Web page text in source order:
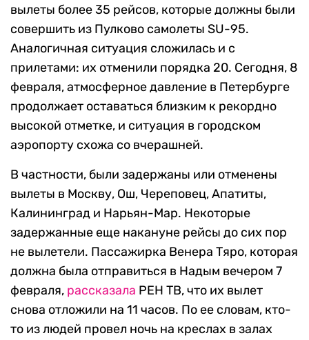
вылеты более 35 рейсов, которые должны были
совершить из Пулково самолеты SU-95.
Аналогичная ситуация сложилась и с
прилетами: их отменили порядка 20. Сегодня, 8
февраля, атмосферное давление в Петербурге
продолжает оставаться близким к рекордно
высокой отметке, и ситуация в городском
аэропорту схожа со вчерашней.
В частности, были задержаны или отменены
вылеты в Москву, Ош, Череповец, Апатиты,
Калининград и Нарьян-Мар. Некоторые
задержанные еще накануне рейсы до сих пор
не вылетели. Пассажирка Венера Тяро, которая
должна была отправиться в Надым вечером 7
февраля, рассказала РЕН ТВ, что их вылет
снова отложили на 11 часов. По ее словам, кто-
то из людей провел ночь на креслах в залах